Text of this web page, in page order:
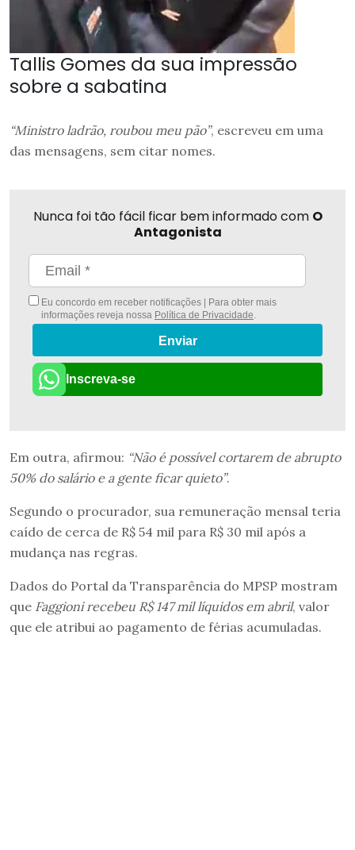
Tallis Gomes da sua impressão
sobre a sabatina
“Ministro ladrão, roubou meu pão”, escreveu em uma
das mensagens, sem citar nomes.
Nunca foi tão fácil ficar bem informado com O
Antagonista
Eu concordo em receber notificações | Para obter mais
informações reveja nossa Política de Privacidade.
Enviar
Inscreva-se
Em outra, afirmou: “Não é possível cortarem de abrupto
50% do salário e a gente ficar quieto”.
Segundo o procurador, sua remuneração mensal teria
caído de cerca de R$ 54 mil para R$ 30 mil após a
mudança nas regras.
Dados do Portal da Transparência do MPSP mostram
que Faggioni recebeu R$ 147 mil líquidos em abril, valor
que ele atribui ao pagamento de férias acumuladas.